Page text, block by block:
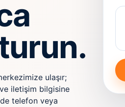
ulaşır;
iletişim bilgisine
telefon veya